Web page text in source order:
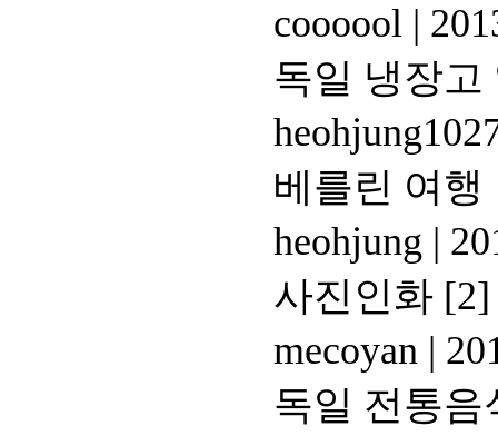
coooool |
독일 냉장고
베를린 여행
heohjung |
사진인화 [2]
mecoyan |
독일 전통음